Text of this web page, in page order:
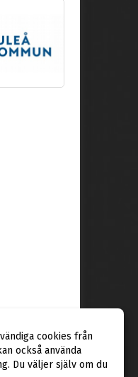
cookies från
också använda
Du väljer själv om du